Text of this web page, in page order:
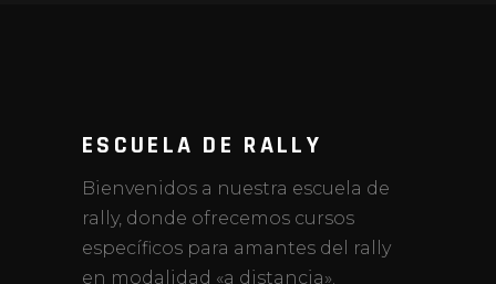
ESCUELA DE RALLY
Bienvenidos a nuestra escuela de
rally, donde ofrecemos cursos
específicos para amantes del rally
en modalidad «a distancia».